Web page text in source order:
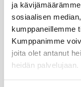
ja
sosiaalisen
kumppaneillemme
Kumppanimme
joita olet antanut
heidän palvelujaan.